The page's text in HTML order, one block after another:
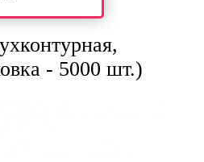
- 5000 шт.)